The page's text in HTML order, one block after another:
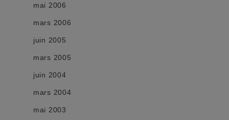
mai 2006
mars 2006
juin 2005
mars 2005
juin 2004
mars 2004
mai 2003